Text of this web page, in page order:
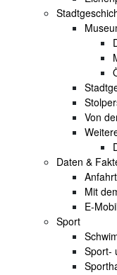
Von
Daten &
Mit
E-
Sport
Sport-